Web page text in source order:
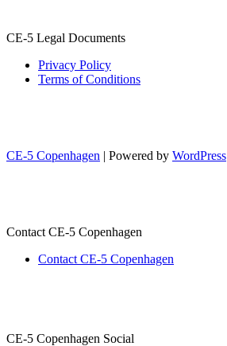
CE-5 Legal Documents
Privacy Policy
Terms of Conditions
CE-5 Copenhagen | Powered by WordPress
Contact CE-5 Copenhagen
Contact CE-5 Copenhagen
CE-5 Copenhagen Social